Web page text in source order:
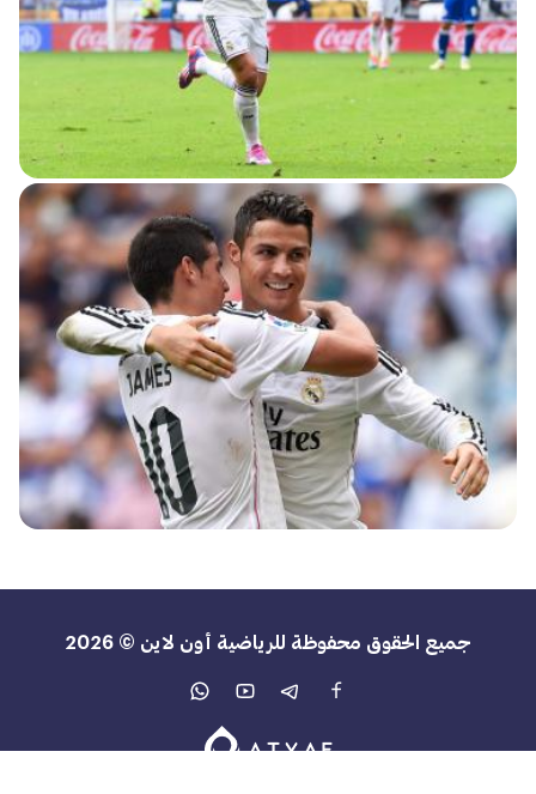
جميع الحقوق محفوظة للرياضية أون لاين © 2026